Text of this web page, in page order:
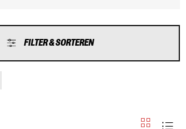
FILTER & SORTEREN